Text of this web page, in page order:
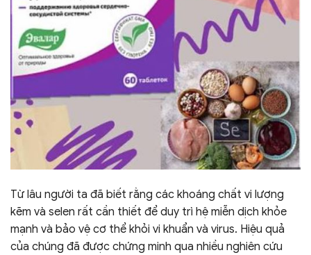
Từ lâu người ta đã biết rằng các khoáng chất vi lượng
kẽm và selen rất cần thiết để duy trì hệ miễn dịch khỏe
mạnh và bảo vệ cơ thể khỏi vi khuẩn và virus. Hiệu quả
của chúng đã được chứng minh qua nhiều nghiên cứu